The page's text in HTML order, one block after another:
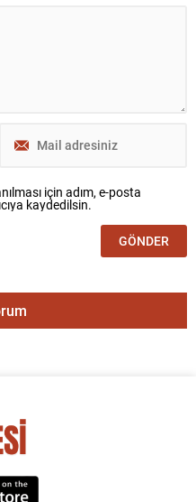
için adım, e-posta
kaydedilsin.